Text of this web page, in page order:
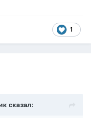
1
сказал: